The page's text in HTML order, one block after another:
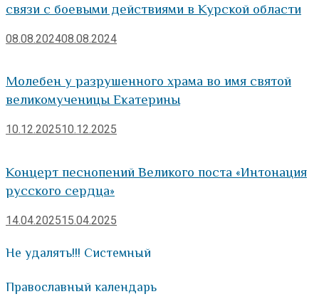
связи с боевыми действиями в Курской области
08.08.202408.08.2024
Молебен у разрушенного храма во имя святой
великомученицы Екатерины
10.12.202510.12.2025
Концерт песнопений Великого поста «Интонация
русского сердца»
14.04.202515.04.2025
Не удалять!!! Системный
Православный календарь